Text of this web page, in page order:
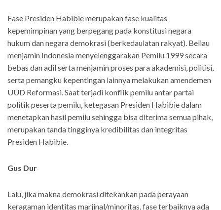
Fase Presiden Habibie merupakan fase kualitas
kepemimpinan yang berpegang pada konstitusi negara
hukum dan negara demokrasi (berkedaulatan rakyat). Beliau
menjamin Indonesia menyelenggarakan Pemilu 1999 secara
bebas dan adil serta menjamin proses para akademisi, politisi,
serta pemangku kepentingan lainnya melakukan amendemen
UUD Reformasi. Saat terjadi konflik pemilu antar partai
politik peserta pemilu, ketegasan Presiden Habibie dalam
menetapkan hasil pemilu sehingga bisa diterima semua pihak,
merupakan tanda tingginya kredibilitas dan integritas
Presiden Habibie.
Gus Dur
Lalu, jika makna demokrasi ditekankan pada perayaan
keragaman identitas marjinal/minoritas, fase terbaiknya ada